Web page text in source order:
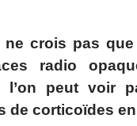
crois pas que
radio
l’on peut voir
de corticoïdes